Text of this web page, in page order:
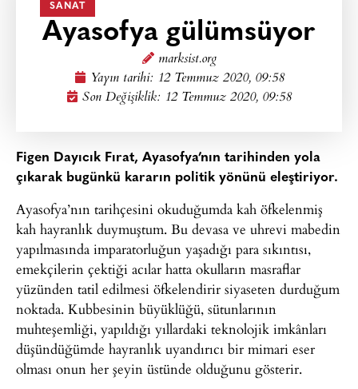
SANAT
Ayasofya gülümsüyor
marksist.org
Yayın tarihi: 12 Temmuz 2020, 09:58
Son Değişiklik: 12 Temmuz 2020, 09:58
Figen Dayıcık Fırat, Ayasofya’nın tarihinden yola
çıkarak bugünkü kararın politik yönünü eleştiriyor.
Ayasofya’nın tarihçesini okuduğumda kah öfkelenmiş
kah hayranlık duymuştum. Bu devasa ve uhrevi mabedin
yapılmasında imparatorluğun yaşadığı para sıkıntısı,
emekçilerin çektiği acılar hatta okulların masraflar
yüzünden tatil edilmesi öfkelendirir siyaseten durduğum
noktada. Kubbesinin büyüklüğü, sütunlarının
muhteşemliği, yapıldığı yıllardaki teknolojik imkânları
düşündüğümde hayranlık uyandırıcı bir mimari eser
olması onun her şeyin üstünde olduğunu gösterir.